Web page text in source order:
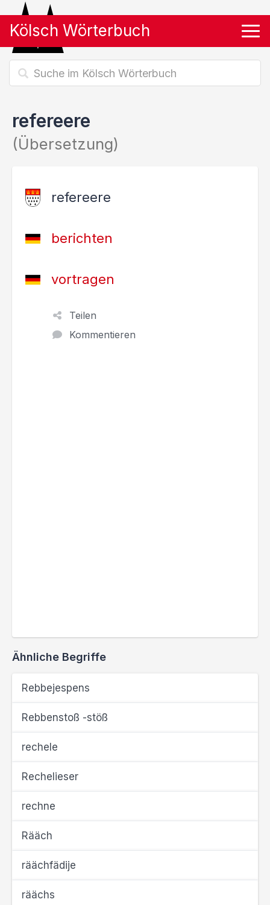
Kölsch Wörterbuch
refereere
(Übersetzung)
refereere
berichten
vortragen
Teilen
Kommentieren
Ähnliche Begriffe
Rebbejespens
Rebbenstoß -stöß
rechele
Rechelieser
rechne
Rääch
räächfädije
räächs